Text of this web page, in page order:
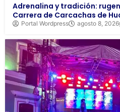
Adrenalina y tradición:
Carrera de Carcachas de
Portal Wordpress agosto 8, 2026